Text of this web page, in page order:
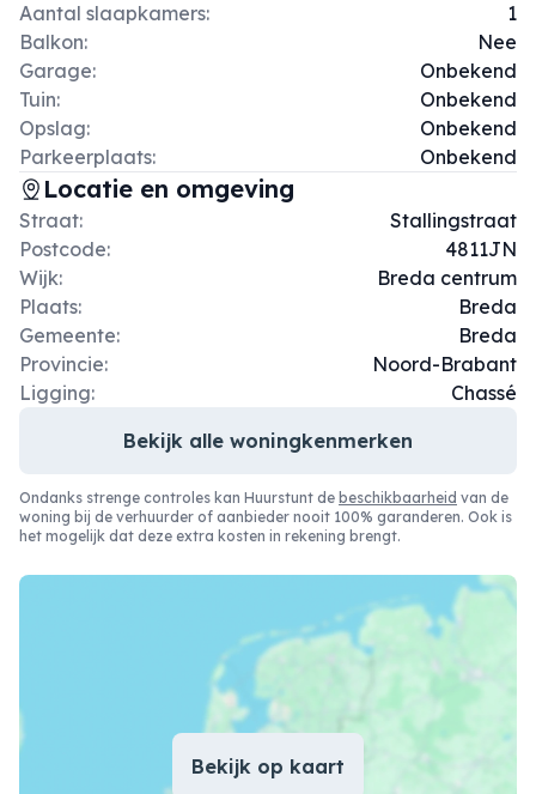
Aantal slaapkamers:
1
Balkon:
Nee
Garage:
Onbekend
Tuin:
Onbekend
Opslag:
Onbekend
Parkeerplaats:
Onbekend
Locatie en omgeving
Straat:
Stallingstraat
Postcode:
4811JN
Wijk:
Breda centrum
Plaats:
Breda
Gemeente:
Breda
Provincie:
Noord-Brabant
Ligging:
Chassé
Bekijk alle woningkenmerken
Ondanks strenge controles kan Huurstunt de beschikbaarheid van de
woning bij de verhuurder of aanbieder nooit 100% garanderen. Ook is
het mogelijk dat deze extra kosten in rekening brengt.
Bekijk op kaart